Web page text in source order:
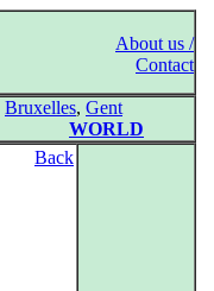
About us /
Contact
Bruxelles, Gent
WORLD
Back